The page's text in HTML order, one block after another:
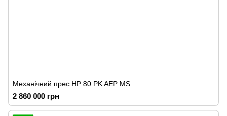
Механічний прес HP 80 PK AEP MS
2 860 000 грн